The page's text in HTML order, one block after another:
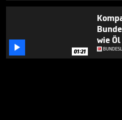
 01:21
wie Öl